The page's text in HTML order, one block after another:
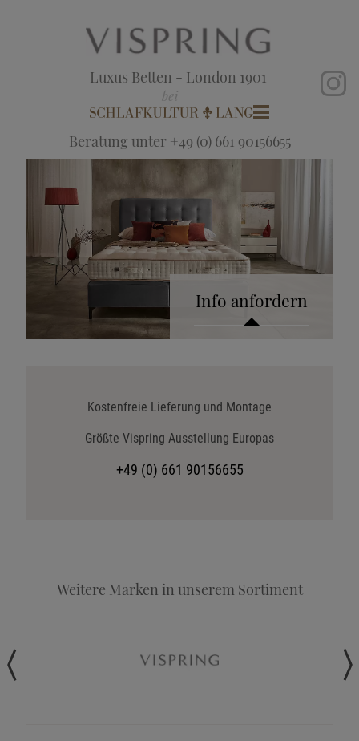
Luxus Betten - London 1901
Beratung unter +49 (0) 661 90156655
Info anfordern
Stoffkollektion anfordern
Telefonische Beratung anfordern
Kostenfreie Lieferung und Montage
Größte Vispring Ausstellung Europas
+49 (0) 661 90156655
Weitere Marken in unserem Sortiment